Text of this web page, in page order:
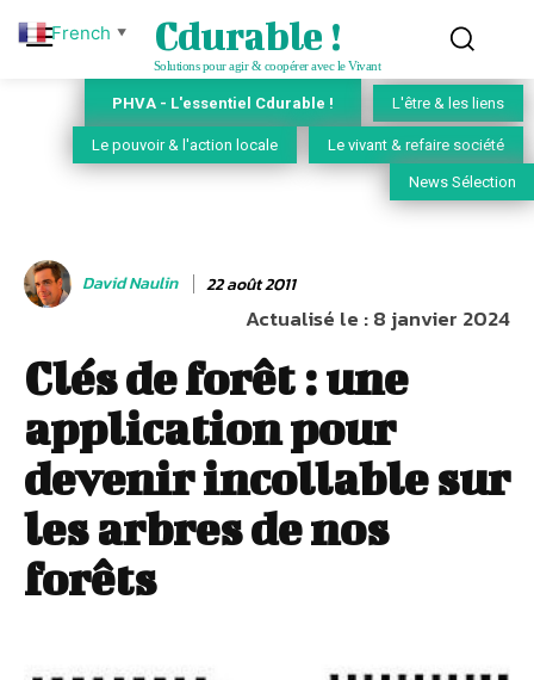
Cdurable !
Solutions pour agir & coopérer avec le Vivant
PHVA - L'essentiel Cdurable ! L'être & les liens
Le pouvoir & l'action locale Le vivant & refaire société
News Sélection
David Naulin 22 août 2011
Actualisé le :8 janvier 2024
Clés de forêt : une
application pour
devenir incollable sur
les arbres de nos
forêts
French ▼